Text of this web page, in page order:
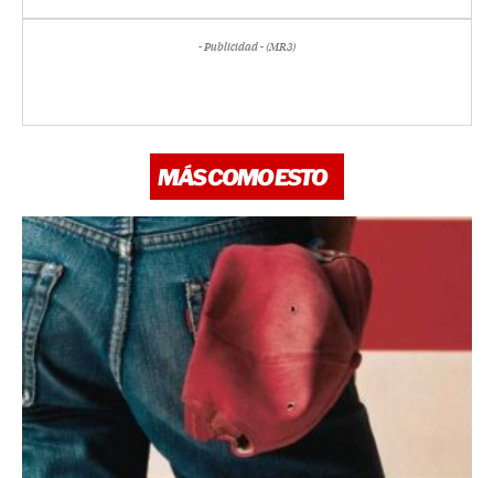
- Publicidad - (MR3)
MÁS COMO ESTO